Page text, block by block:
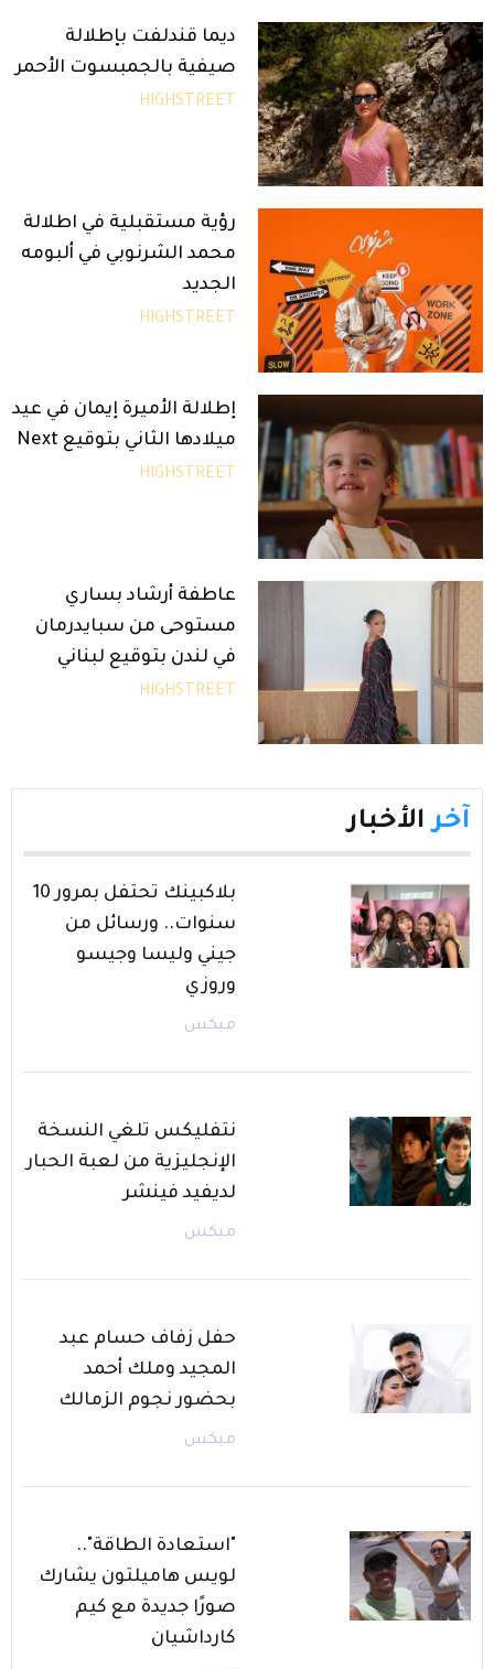
ديما قندلفت بإطلالة
صيفية بالجمبسوت الأحمر
HIGHSTREET
رؤية مستقبلية في اطلالة
محمد الشرنوبي في ألبومه
الجديد
HIGHSTREET
إطلالة الأميرة إيمان في عيد
ميلادها الثاني بتوقيع Next
HIGHSTREET
عاطفة أرشاد بساري
مستوحى من سبايدرمان
في لندن بتوقيع لبناني
HIGHSTREET
آخر الأخبار
بلاكبينك تحتفل بمرور 10
سنوات.. ورسائل من
جيني وليسا وجيسو
وروزي
ميكس
نتفليكس تلغي النسخة
الإنجليزية من لعبة الحبار
لديفيد فينشر
ميكس
حفل زفاف حسام عبد
المجيد وملك أحمد
بحضور نجوم الزمالك
ميكس
"استعادة الطاقة"..
لويس هاميلتون يشارك
صورًا جديدة مع كيم
كارداشيان